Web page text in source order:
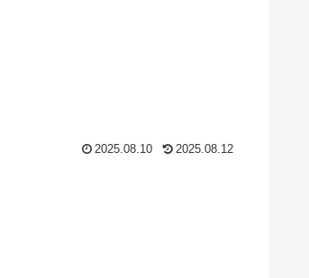
2025.08.10 2025.08.12